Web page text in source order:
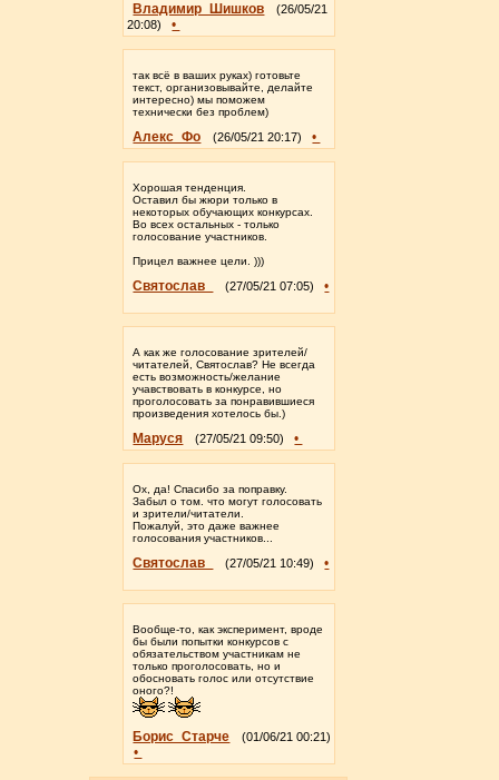
Владимир_Шишков
(26/05/21
20:08)
•
так всё в ваших руках) готовьте
текст, организовывайте, делайте
интересно) мы поможем
технически без проблем)
Алекс_Фо (26/05/21 20:17) •
Хорошая тенденция.
Оставил бы жюри только в
некоторых обучающих конкурсах.
Во всех остальных - только
голосование участников.
Прицел важнее цели. )))
Святослав_ (27/05/21 07:05) •
А как же голосование зрителей/
читателей, Святослав? Не всегда
есть возможность/желание
учавствовать в конкурсе, но
проголосовать за понравившиеся
произведения хотелось бы.)
Маруся (27/05/21 09:50) •
Ох, да! Спасибо за поправку.
Забыл о том. что могут голосовать
и зрители/читатели.
Пожалуй, это даже важнее
голосования участников...
Святослав_ (27/05/21 10:49) •
Вообще-то, как эксперимент, вроде
бы были попытки конкурсов с
обязательством участникам не
только проголосовать, но и
обосновать голос или отсутствие
оного?!
Борис_Старче (01/06/21 00:21)
•